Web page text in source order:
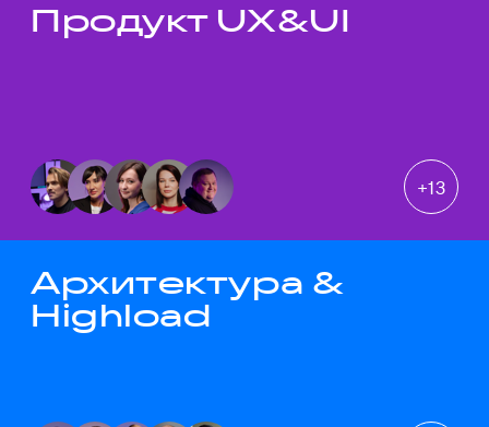
Темы докладов
Продукт UX&UI
+13
Архитектура &
Highload